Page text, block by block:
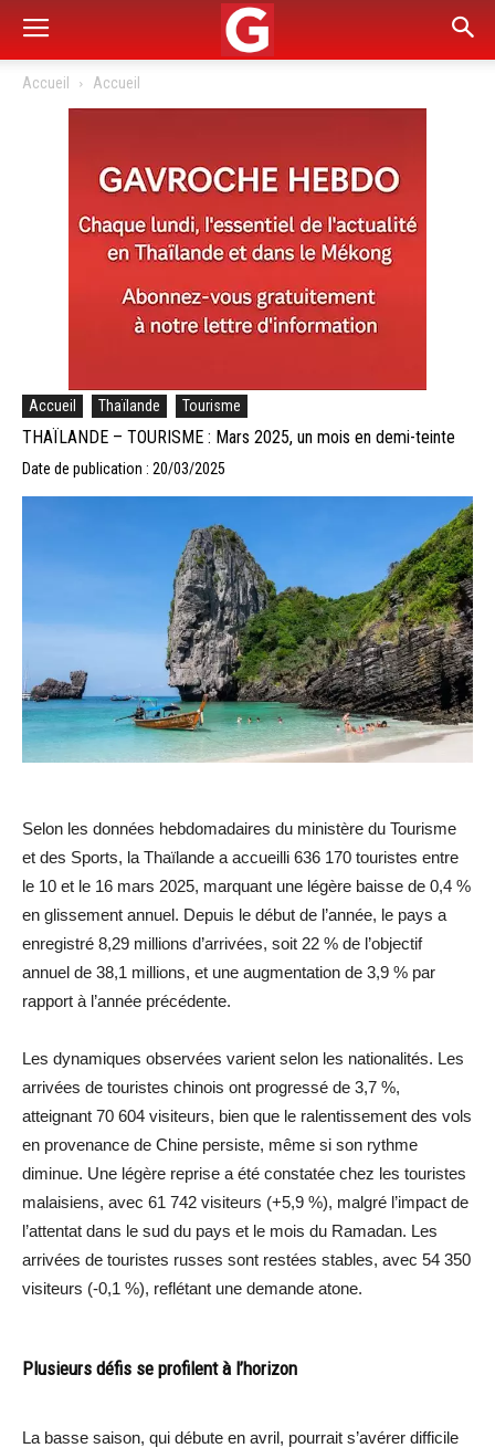
Accueil Accueil
Accueil Thaïlande Tourisme
THAÏLANDE – TOURISME : Mars 2025, un mois en demi-teinte
Date de publication : 20/03/2025
Selon les données hebdomadaires du ministère du Tourisme
et des Sports, la Thaïlande a accueilli 636 170 touristes entre
le 10 et le 16 mars 2025, marquant une légère baisse de 0,4 %
en glissement annuel. Depuis le début de l’année, le pays a
enregistré 8,29 millions d’arrivées, soit 22 % de l’objectif
annuel de 38,1 millions, et une augmentation de 3,9 % par
rapport à l’année précédente.
Les dynamiques observées varient selon les nationalités. Les
arrivées de touristes chinois ont progressé de 3,7 %,
atteignant 70 604 visiteurs, bien que le ralentissement des vols
en provenance de Chine persiste, même si son rythme
diminue. Une légère reprise a été constatée chez les touristes
malaisiens, avec 61 742 visiteurs (+5,9 %), malgré l’impact de
l’attentat dans le sud du pays et le mois du Ramadan. Les
arrivées de touristes russes sont restées stables, avec 54 350
visiteurs (-0,1 %), reflétant une demande atone.
Plusieurs défis se profilent à l’horizon
La basse saison, qui débute en avril, pourrait s’avérer difficile